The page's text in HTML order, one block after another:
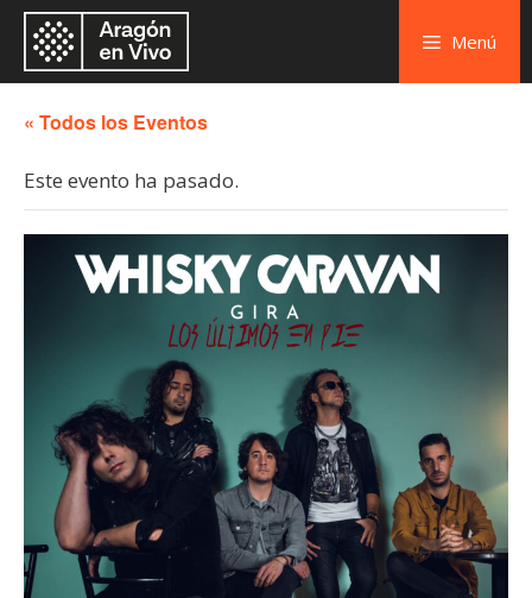
Menú
« Todos los Eventos
Este evento ha pasado.